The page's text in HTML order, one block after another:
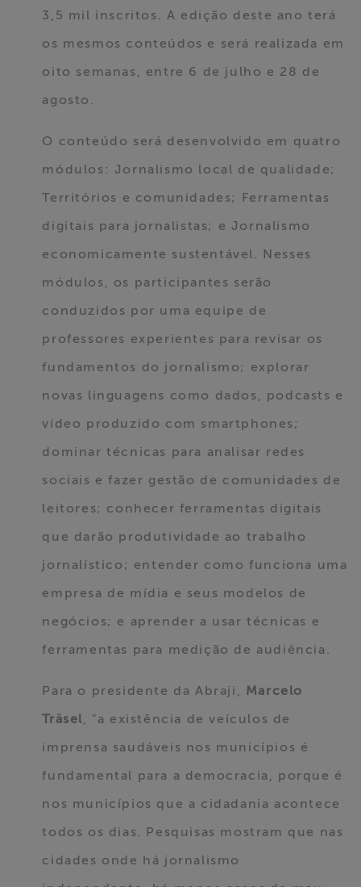
Fale Conosco
3,5 mil inscritos. A edição deste ano terá
os mesmos conteúdos e será realizada em
oito semanas, entre 6 de julho e 28 de
agosto.
O conteúdo será desenvolvido em quatro
módulos: Jornalismo local de qualidade;
Territórios e comunidades; Ferramentas
digitais para jornalistas; e Jornalismo
economicamente sustentável. Nesses
módulos, os participantes serão
conduzidos por uma equipe de
professores experientes para revisar os
fundamentos do jornalismo; explorar
novas linguagens como dados, podcasts e
vídeo produzido com smartphones;
dominar técnicas para analisar redes
sociais e fazer gestão de comunidades de
leitores; conhecer ferramentas digitais
que darão produtividade ao trabalho
jornalístico; entender como funciona uma
empresa de mídia e seus modelos de
negócios; e aprender a usar técnicas e
ferramentas para medição de audiência.
Para o presidente da Abraji, Marcelo
Träsel, "a existência de veículos de
imprensa saudáveis nos municípios é
fundamental para a democracia, porque é
nos municípios que a cidadania acontece
todos os dias. Pesquisas mostram que nas
cidades onde há jornalismo